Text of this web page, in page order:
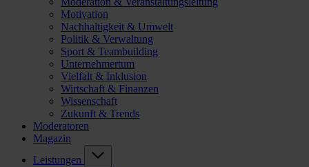
Motivation
Nachhaltigkeit & Umwelt
Politik & Verwaltung
Sport & Teambuilding
Unternehmertum
Vielfalt & Inklusion
Wirtschaft & Finanzen
Wissenschaft
Zukunft & Trends
Moderatoren
Magazin
Leistungen